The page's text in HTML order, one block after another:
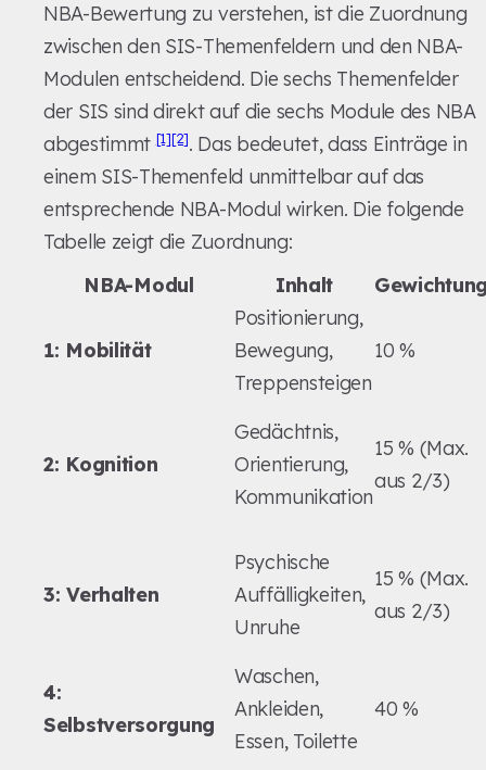
NBA-Bewertung zu verstehen, ist die Zuordnung
zwischen den SIS-Themenfeldern und den NBA-
Modulen entscheidend. Die sechs Themenfelder
der SIS sind direkt auf die sechs Module des NBA
abgestimmt[1][2]. Das bedeutet, dass Einträge in
einem SIS-Themenfeld unmittelbar auf das
entsprechende NBA-Modul wirken. Die folgende
Tabelle zeigt die Zuordnung:
NBA-Modul
Inhalt
1: Mobilität
Positionierung,
Bewegung,
Treppensteigen
10 %
2: Kognition
Gedächtnis,
Orientierung,
Kommunikation
15 % (Max.
aus 2/3)
3: Verhalten
Psychische
Auffälligkeiten,
Unruhe
15 % (Max.
aus 2/3)
4:
Selbstversorgung
Waschen,
Ankleiden,
Essen, Toilette
40 %